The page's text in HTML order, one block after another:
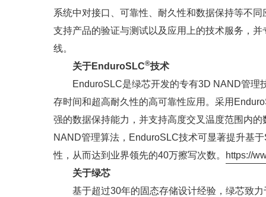
系统中对接口、可靠性、耐久性和数据保持等不
支持产品的验证与测试以及应用上的技术服务，
线。
关于EnduroSLC®技术
EnduroSLC是绿芯开发的专有3D NAND管理
存时间和超高耐久性的高可靠性应用。采用
强的数据保持能力，并支持高度交叉温度范围内
NAND管理算法，EnduroSLC技术可显著提升基
性，从而达到业界领先的40万擦写次数。
https://
关于绿芯
基于超过30年的固态存储设计经验，绿芯致